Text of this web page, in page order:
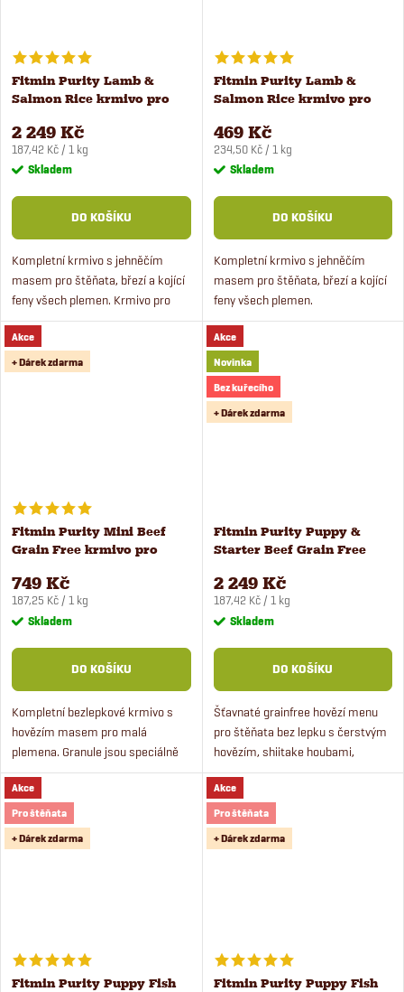
Fitmin Purity Lamb &
Salmon Rice krmivo pro
2 249 Kč
Měrná
cena:
187,42 Kč / 1 kg
Skladem
DO KOŠÍKU
Kompletní krmivo s jehněčím
masem pro štěňata, březí a kojící
feny všech plemen. Krmivo pro
štěňata je vhodné pro malé,
střední i velké psy. Krmivo je s rýží
a lososem a...
Fitmin Purity Lamb &
Salmon Rice krmivo pro
469 Kč
Měrná
cena:
234,50 Kč / 1 kg
Skladem
DO KOŠÍKU
Kompletní krmivo s jehněčím
masem pro štěňata, březí a kojící
feny všech plemen.
Superprémiové krmivo obsahuje
čerstvé jehněčí maso s lososem a
rýži. Krmivo pro štěňata je...
Akce
+ Dárek zdarma
Fitmin Purity Mini Beef
Grain Free krmivo pro
749 Kč
Měrná
cena:
187,25 Kč / 1 kg
Skladem
DO KOŠÍKU
Kompletní bezlepkové krmivo s
hovězím masem pro malá
plemena. Granule jsou speciálně
uzpůsobeny pro malé psy,
obsahují čerstvé maso a jsou bez
obilovin.
Akce
Novinka
Bez kuřecího
+ Dárek zdarma
Fitmin Purity Puppy &
Starter Beef Grain Free
2 249 Kč
Měrná
cena:
187,42 Kč / 1 kg
Skladem
DO KOŠÍKU
Šťavnaté grainfree hovězí menu
pro štěňata bez lepku s čerstvým
hovězím, shiitake houbami,
dýňovým pyré, brusinkami,
farmářskými bramborami a
zeleným hráškem.
Akce
Pro štěňata
+ Dárek zdarma
Fitmin Purity Puppy Fish
Akce
Pro štěňata
+ Dárek zdarma
Fitmin Purity Puppy Fish